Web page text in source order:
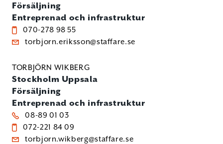
Försäljning
Entreprenad och infrastruktur
070-278 98 55
torbjorn.eriksson@staffare.se
TORBJÖRN WIKBERG
Stockholm Uppsala
Försäljning
Entreprenad och infrastruktur
08-89 01 03
072-221 84 09
torbjorn.wikberg@staffare.se